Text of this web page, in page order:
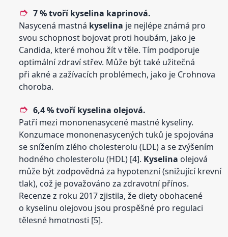
7 % tvoříkyselina kaprinová.
Nasycená mastná kyselina je nejlépe známá pro
svou schopnost bojovat proti houbám, jako je
Candida, které mohou žít v těle. Tím podporuje
optimální zdraví střev. Může být také užitečná
při akné a zažívacích problémech, jako je Crohnova
choroba.
6,4 % tvoříkyselina olejová.
Patří mezi mononenasycené mastné kyseliny.
Konzumace mononenasycených tuků je spojována
se snížením zlého cholesterolu (LDL) a se zvýšením
hodného cholesterolu (HDL) [4]. Kyselina olejová
může být zodpovědná za hypotenzní (snižující krevní
tlak), což je považováno za zdravotní přínos.
Recenze z roku 2017 zjistila, že diety obohacené
o kyselinu olejovou jsou prospěšné pro regulaci
tělesné hmotnosti [5].